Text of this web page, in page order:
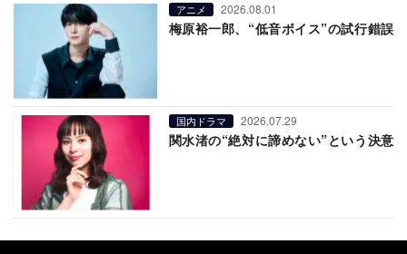
アニメ 2026.08.01
梅原裕一郎、“低音ボイス”の試行錯誤
国内ドラマ 2026.07.29
関水渚の“絶対に諦めない”という決意